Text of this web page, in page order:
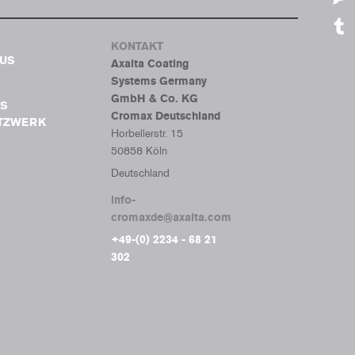
KONTAKT
Axalta Coating
Systems Germany
GmbH & Co. KG
Cromax Deutschland
Horbellerstr. 15
50858 Köln
Deutschland
info-
cromaxde@axalta.com
+49-(0) 2234 - 68 21
302